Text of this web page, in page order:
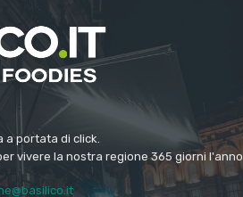
a portata di click.
vivere la nostra regione 365 giorni l'anno